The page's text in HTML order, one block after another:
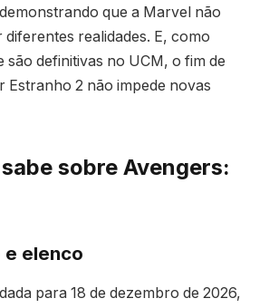
que a Marvel não
realidades. E, como
são definitivas no UCM, o fim de
Estranho 2 não impede novas
sobre Avengers:
e elenco
para 18 de dezembro de 2026,